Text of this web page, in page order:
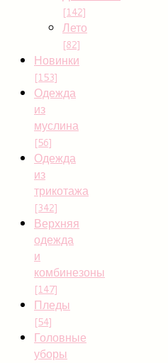
[142]
Лето
[82]
Новинки
[153]
Одежда
из
муслина
[56]
Одежда
из
трикотажа
[342]
Верхняя
одежда
и
комбинезоны
[147]
Пледы
[54]
Головные
уборы